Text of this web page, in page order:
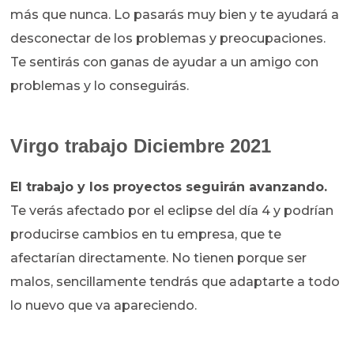
más que nunca. Lo pasarás muy bien y te ayudará a
desconectar de los problemas y preocupaciones.
Te sentirás con ganas de ayudar a un amigo con
problemas y lo conseguirás.
Virgo trabajo Diciembre 2021
El trabajo y los proyectos seguirán avanzando.
Te verás afectado por el eclipse del día 4 y podrían
producirse cambios en tu empresa, que te
afectarían directamente. No tienen porque ser
malos, sencillamente tendrás que adaptarte a todo
lo nuevo que va apareciendo.